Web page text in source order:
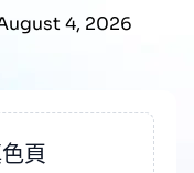
4, 2026
頁